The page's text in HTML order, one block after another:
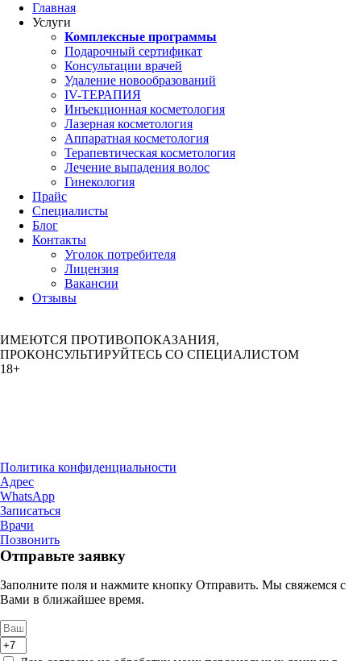
Главная
Услуги
Комплексные программы
Подарочный сертификат
Консультации врачей
Удаление новообразований
IV-ТЕРАПИЯ
Инъекционная косметология
Лазерная косметология
Аппаратная косметология
Терапевтическая косметология
Лечение выпадения волос
Гинекология
Прайс
Специалисты
Блог
Контакты
Уголок потребителя
Лицензия
Вакансии
Отзывы
ИМЕЮТСЯ ПРОТИВОПОКАЗАНИЯ,
ПРОКОНСУЛЬТИРУЙТЕСЬ СО СПЕЦИАЛИСТОМ
18+
Политика конфиденциальности
Адрес
WhatsApp
Записаться
Врачи
Позвонить
Отправьте заявку
Заполните поля и нажмите кнопку Отправить. Мы свяжемся с
Вами в ближайшее время.